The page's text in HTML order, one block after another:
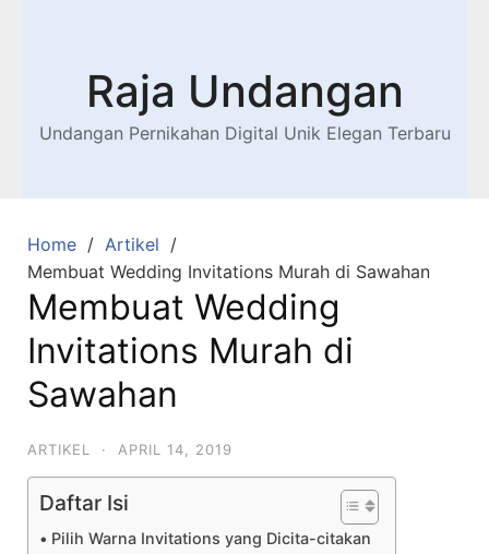
Raja Undangan
Undangan Pernikahan Digital Unik Elegan Terbaru
Home
Artikel
Membuat Wedding Invitations Murah di Sawahan
Membuat Wedding
Invitations Murah di
Sawahan
ARTIKEL · APRIL 14, 2019
Daftar Isi
Pilih Warna Invitations yang Dicita-citakan